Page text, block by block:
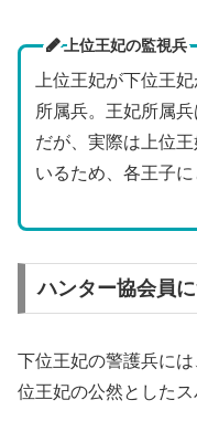
上位王妃の監視兵
上位王妃が下位王
所属兵。王妃所属
だが、実際は上位
いるため、各王子に
ハンター協会員
下位王妃の警護兵に
位王妃の公然とした